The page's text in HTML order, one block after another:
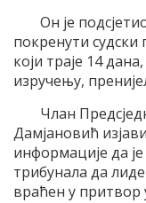
Он је
покренути
који траје 14
изручењу,
Члан
Дамјановић
информације да
трибунала да
враћен у притвор